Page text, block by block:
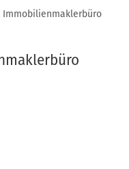
Immobilienmaklerbüro